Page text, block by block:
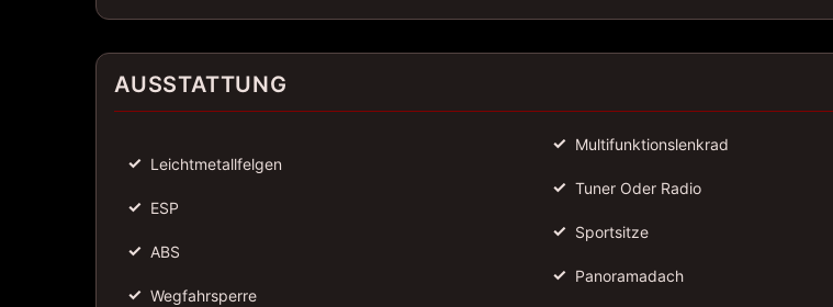
AUSSTATTUNG
✓ Leichtmetallfelgen
✓ ESP
✓ ABS
✓ Wegfahrsperre
✓ Multifunktionslenkrad
✓ Tuner Oder Radio
✓ Sportsitze
✓ Panoramadach